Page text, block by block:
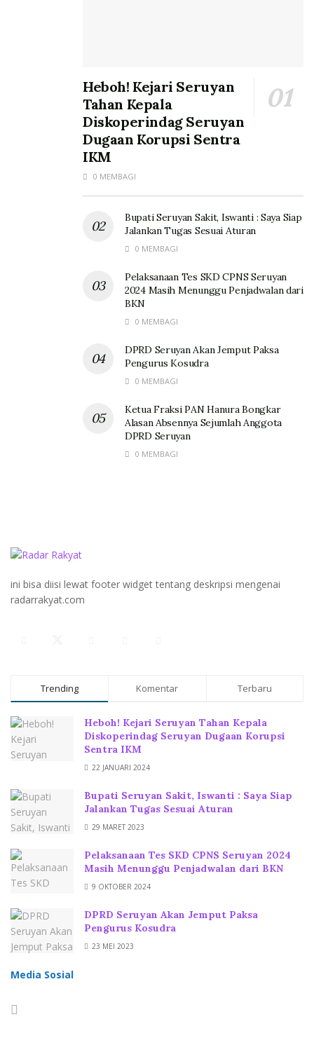
Heboh! Kejari Seruyan
Tahan Kepala
Diskoperindag Seruyan
Dugaan Korupsi Sentra
IKM
0 MEMBAGI
Bupati Seruyan Sakit, Iswanti : Saya Siap
Jalankan Tugas Sesuai Aturan
0 MEMBAGI
Pelaksanaan Tes SKD CPNS Seruyan
2024 Masih Menunggu Penjadwalan dari
BKN
0 MEMBAGI
DPRD Seruyan Akan Jemput Paksa
Pengurus Kosudra
0 MEMBAGI
Ketua Fraksi PAN Hanura Bongkar
Alasan Absennya Sejumlah Anggota
DPRD Seruyan
0 MEMBAGI
ini bisa diisi lewat footer widget tentang deskripsi mengenai
radarrakyat.com
Trending Komentar Terbaru
Heboh! Kejari Seruyan Tahan Kepala
Diskoperindag Seruyan Dugaan Korupsi
Sentra IKM
22 JANUARI 2024
Bupati Seruyan Sakit, Iswanti : Saya Siap
Jalankan Tugas Sesuai Aturan
29 MARET 2023
Pelaksanaan Tes SKD CPNS Seruyan 2024
Masih Menunggu Penjadwalan dari BKN
9 OKTOBER 2024
DPRD Seruyan Akan Jemput Paksa
Pengurus Kosudra
23 MEI 2023
Media Sosial